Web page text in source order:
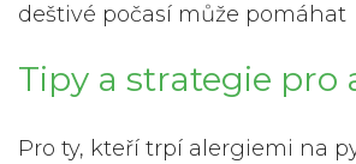
deštivé počasí může pomáhat
Tipy a strategie pro
Pro ty, kteří trpí alergiemi na